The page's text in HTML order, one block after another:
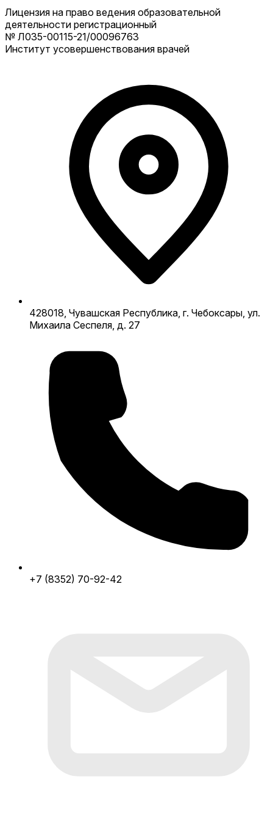
Лицензия на право ведения образовательной
деятельности регистрационный
№ Л035-00115-21/00096763
Институт усовершенствования врачей
428018, Чувашская Республика, г. Чебоксары, ул.
Михаила Сеспеля, д. 27
+7 (8352) 70-92-42